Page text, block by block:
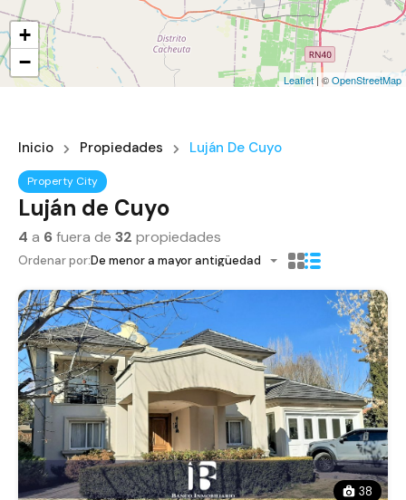
+
−
Leaflet | ©OpenStreetMap
Inicio Propiedades Luján De Cuyo
Property City
Luján de Cuyo
4 a 6fuera de 32 propiedades
Ordenar por:De menor a mayor antigüedad
38